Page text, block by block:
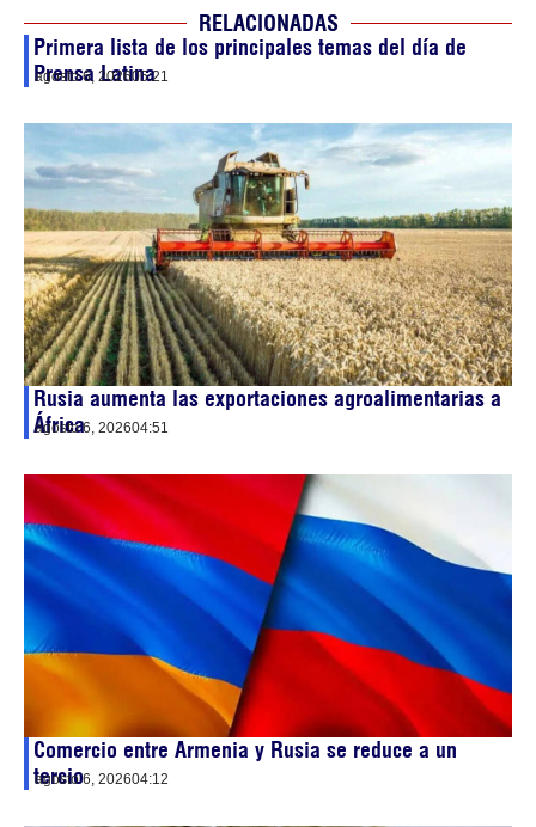
RELACIONADAS
Primera lista de los principales temas del día de
Prensa Latina
agosto 6, 202605:21
Rusia aumenta las exportaciones agroalimentarias a
África
agosto 6, 202604:51
Comercio entre Armenia y Rusia se reduce a un
tercio
agosto 6, 202604:12